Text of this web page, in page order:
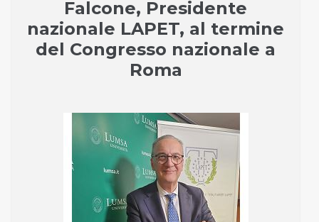
Falcone, Presidente
nazionale LAPET, al termine
del Congresso nazionale a
Roma